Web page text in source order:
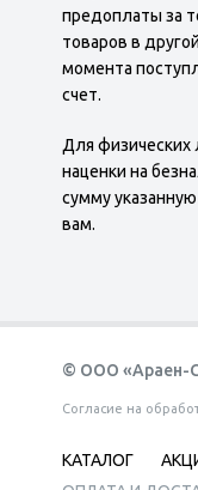
предоплаты за
товаров в
момента
счет.
Для физических
наценки на
сумму
вам.
© ООО «Араен-
Согласие на
КАТАЛОГ